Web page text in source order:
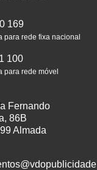
169
para rede fixa nacional
100
para rede móvel
Fernando
86B
Almada